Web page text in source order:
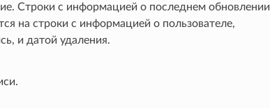
Строки с информацией о последнем обновлении
на строки с информацией о пользователе,
и датой удаления.